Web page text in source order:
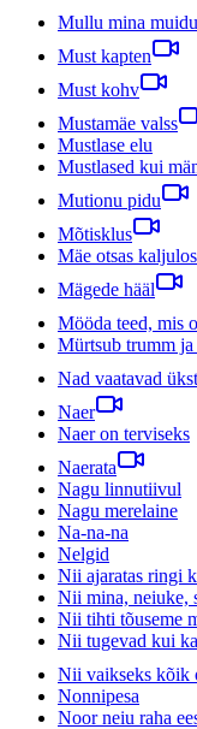
Mullu mina
Must kapten
Must kohv
Mustamäe valss
Mustlase elu
Mustlased kui
Mutionu pidu
Mõtisklus
Mäe otsas
Mägede hääl
Mööda teed, mis
Mürtsub trumm
Nad vaatavad
Naer
Naer on terviseks
Naerata
Nagu linnutiivul
Nagu merelaine
Na-na-na
Nelgid
Nii ajaratas ringi
Nii mina, neiuke,
Nii tihti tõuseme
Nii tugevad kui
Nii vaikseks kõik
Nonnipesa
Noor neiu raha